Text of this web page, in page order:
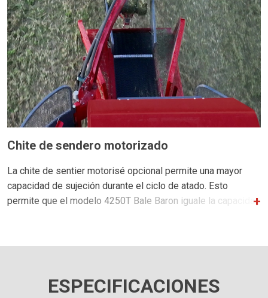
Chite de sendero motorizado
La chite de sentier motorisé opcional permite una mayor
capacidad de sujeción durante el ciclo de atado. Esto
permite que el modelo 4250T Bale Baron iguale la capacidad
ESPECIFICACIONES